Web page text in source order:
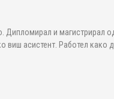
и магистрирал
асистент. Работел како